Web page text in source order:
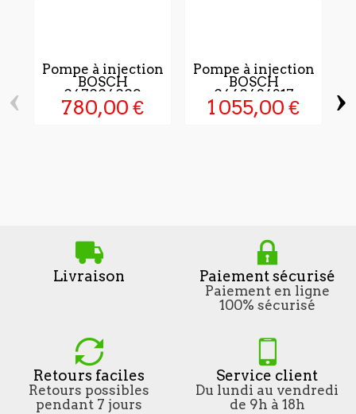
Pompe à injection
BOSCH
047004009
780,00 €
Pompe à injection
BOSCH
0460426317
1 055,00 €
‹ ›
Livraison Paiement sécurisé
Paiement en ligne
100% sécurisé
Retours faciles
Retours possibles
pendant 7 jours
Service client
Du lundi au vendredi
de 9h à 18h